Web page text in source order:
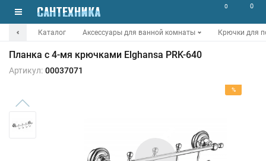
0 0
Каталог Аксессуары для ванной комнаты Крючки для
Планка с 4-мя крючками Elghansa PRK-640
Артикул: 00037071
%